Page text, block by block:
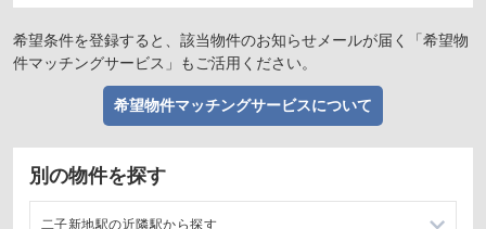
希望条件を登録すると、該当物件のお知らせメールが届く「希望物
件マッチングサービス」もご活用ください。
希望物件マッチングサービスについて
別の物件を探す
二子新地駅の近隣駅から探す